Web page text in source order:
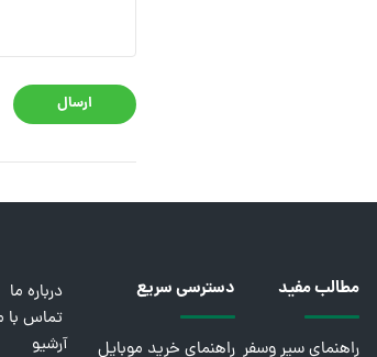
ارسال
مطالب مفید
راهنمای سیر وسفر
دسترسی سریع
راهنمای خرید موبایل
درباره ما
تماس با
آرشیو